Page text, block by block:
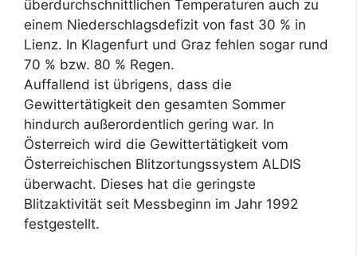
überdurchschnittlichen Temperaturen auch zu
einem Niederschlagsdefizit von fast 30 % in
Lienz. In Klagenfurt und Graz fehlen sogar rund
70 % bzw. 80 % Regen.
Auffallend ist übrigens, dass die
Gewittertätigkeit den gesamten Sommer
hindurch außerordentlich gering war. In
Österreich wird die Gewittertätigkeit vom
Österreichischen Blitzortungssystem ALDIS
überwacht. Dieses hat die geringste
Blitzaktivität seit Messbeginn im Jahr 1992
festgestellt.